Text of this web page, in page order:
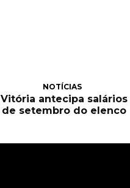
NOTÍCIAS
Vitória antecipa salários
de setembro do elenco